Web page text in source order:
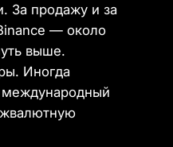
За продажу и за
— около
выше.
Иногда
международный